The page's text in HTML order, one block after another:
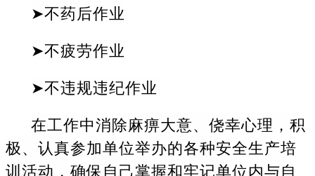
➤不药后作业
➤不疲劳作业
➤不违规违纪作业
在工作中消除麻痹大意、侥幸心理，积
极、认真参加单位举办的各种安全生产培
训活动，确保自己掌握和牢记单位内与自